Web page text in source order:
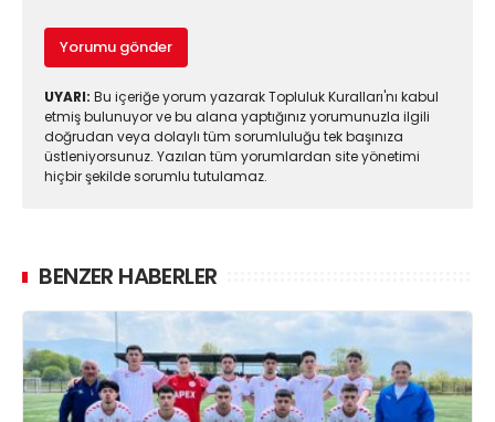
Yorumu gönder
UYARI: Bu içeriğe yorum yazarak Topluluk Kuralları'nı kabul
etmiş bulunuyor ve bu alana yaptığınız yorumunuzla ilgili
doğrudan veya dolaylı tüm sorumluluğu tek başınıza
üstleniyorsunuz. Yazılan tüm yorumlardan site yönetimi
hiçbir şekilde sorumlu tutulamaz.
BENZER HABERLER